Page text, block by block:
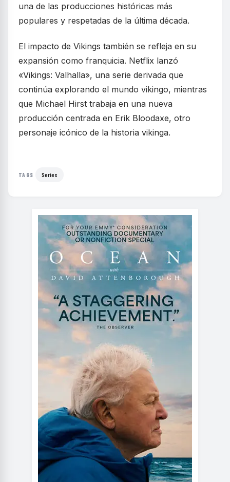
una de las producciones históricas más
populares y respetadas de la última década.
El impacto de Vikings también se refleja en su
expansión como franquicia. Netflix lanzó
«Vikings: Valhalla», una serie derivada que
continúa explorando el mundo vikingo, mientras
que Michael Hirst trabaja en una nueva
producción centrada en Erik Bloodaxe, otro
personaje icónico de la historia vikinga.
TAGS Series